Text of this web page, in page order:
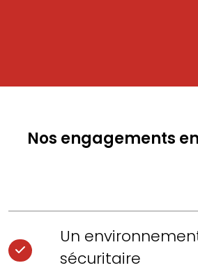
Nos engagements
Un
sécuritaire